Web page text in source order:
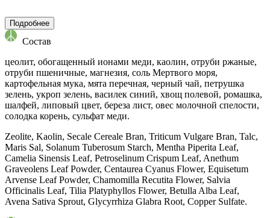
Подробнее
Состав
цеолит, обогащенный ионами меди, каолин, отруби ржаные,
отруби пшеничные, магнезия, соль Мертвого моря,
картофельная мука, мята перечная, черный чай, петрушка
зелень, укроп зелень, василек синий, хвощ полевой, ромашка,
шалфей, липовый цвет, береза лист, овес молочной спелости,
солодка корень, сульфат меди.
Zeolite, Kaolin, Secale Cereale Bran, Triticum Vulgare Bran, Talc,
Maris Sal, Solanum Tuberosum Starch, Mentha Piperita Leaf,
Camelia Sinensis Leaf, Petroselinum Crispum Leaf, Anethum
Graveolens Leaf Powder, Centaurea Cyanus Flower, Equisetum
Arvense Leaf Powder, Сhamomilla Recutita Flower, Salvia
Officinalis Leaf, Tilia Platyphyllos Flower, Betulla Alba Leaf,
Avena Sativa Sprout, Glycyrrhiza Glabra Root, Copper Sulfate.